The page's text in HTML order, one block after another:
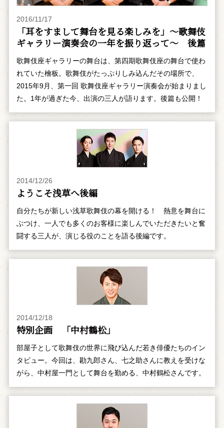
2016/11/17
「耳をすまして舞台を見る楽しみを」～歌舞伎
ギャラリー演奏会の一年を振り返って～ 後篇
歌舞伎座ギャラリーの舞台は、第四期歌舞伎座の舞台で使わ
れていた檜板。歌舞伎がたっぷりしみ込んだその場所で、
2015年9月、第一回 歌舞伎座ギャラリー演奏会が始まりまし
た。1年が過ぎた今、出演の三人が語ります。後篇も公開！
2014/12/26
ようこそ浅草へ――後編
自分たちが新しい浅草歌舞伎の幕を開ける！ 熱意を舞台に
ぶつけ、一人でも多くのお客様に楽しんでいただきたいと奮
闘する三人が、演じる役のことを語る後編です。
2014/12/18
特別企画 「中村鶴松」
部屋子として歌舞伎の世界に飛び込んだ若き俳優たちのイン
タビュー。今回は、勘九郎さん、七之助さんに教えを受けな
がら、中村屋一門として舞台を勤める、中村鶴松さんです。